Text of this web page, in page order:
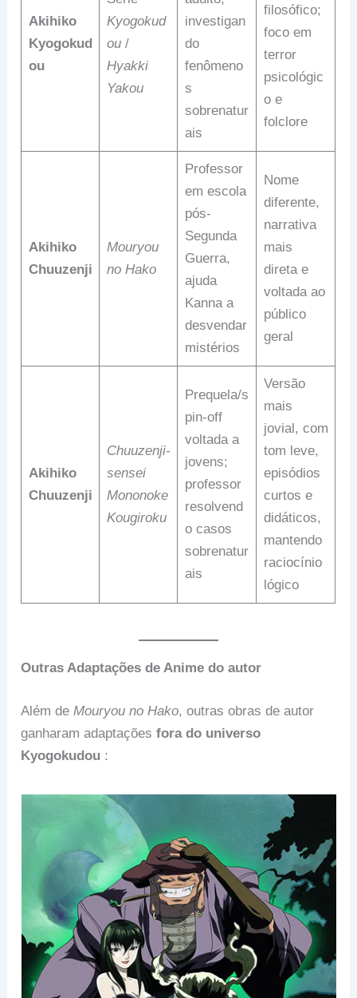
Akihiko
Kyogokud
ou
Kyogokud
ou/
Hyakki
Yakou
investigan
do
fenômeno
s
sobrenatur
ais
filosófico;
foco em
terror
psicológic
o e
folclore
Akihiko
Chuuzenji
Mouryou
no Hako
Professor
em escola
pós-
Segunda
Guerra,
ajuda
Kanna a
desvendar
mistérios
Nome
diferente,
narrativa
mais
direta e
voltada ao
público
geral
Akihiko
Chuuzenji
Chuuzenji-
sensei
Mononoke
Kougiroku
Prequela/s
pin-off
voltada a
jovens;
professor
resolvend
o casos
sobrenatur
ais
Versão
mais
jovial, com
tom leve,
episódios
curtos e
didáticos,
mantendo
raciocínio
lógico
Outras Adaptações de Anime do autor
Além deMouryou no Hako, outras obras de autor
ganharam adaptaçõesfora do universo
Kyogokudou :